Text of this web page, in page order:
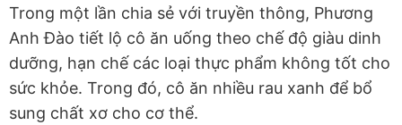
Trong một lần chia sẻ với truyền thông, Phương
Anh Đào tiết lộ cô ăn uống theo chế độ giàu dinh
dưỡng, hạn chế các loại thực phẩm không tốt cho
sức khỏe. Trong đó, cô ăn nhiều rau xanh để bổ
sung chất xơ cho cơ thể.